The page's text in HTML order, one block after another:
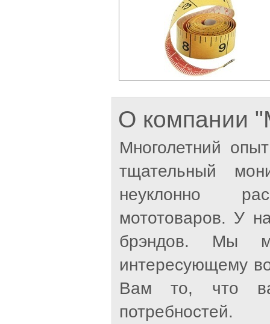
О компании
Многолетний
тщательный
неуклонно
мототоваров. У
брэндов. Мы
интересующему
Вам то, что
потребностей.